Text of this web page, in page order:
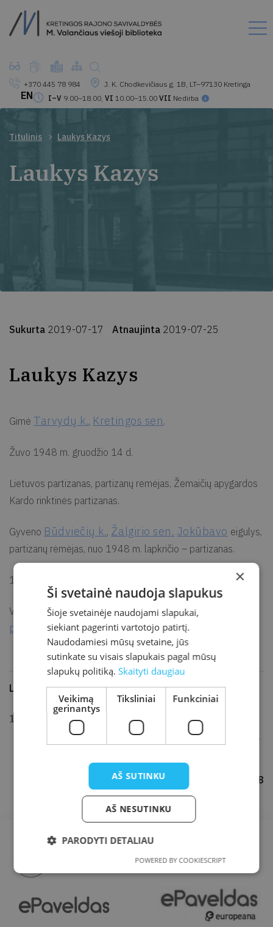
+370 445 78 984
J. K. Chodkevičiaus g. 1B, LT–97130 Kretinga
I–V 9.00–18.00, VI 10.00–15.00 VII Nedirba
EN
Titulinis Laukys Kazys
Laukys Kazys
Sukurta 2019-07-17 Atnaujinta 2019-07-25
Laukys Kazys
Gimė Tarvydų k., Kretingos sen.
Žuvo 1948 m. gruodžio 14 d.
Lietuvos partizanas, partizanų rėmėjas, Žemaičių apygardos
Kardo rinktinės partizanas.
Gyveno Būdviečių k., Žalgirio sen. Jokūbavo eigulys,
partizanų rėmėjas, nuo 1948 m. lapkričio – partizanas.
1948 m. gruodžio 14 d. Jokūbave nušautas stribų.
Vardas įamžintas Kretingos parapijossenųjų kapinių
paminkležuvusiems Kardo rinktinės partizanams atminti.
Literatūra ir šaltiniai
KANARSKAS, Julius. Kretingiškiai kovose dėl
valstybingumo. Klaipėda: „Eglės“ leidykla, 2016,
Rita Vaitkienė, 2018
×
Ši svetainė naudoja slapukus
Šioje svetainėje naudojami slapukai,
siekiant pagerinti vartotojo patirtį.
Naudodamiesi mūsų svetaine, jūs
sutinkate su visais slapukais pagal mūsų
slapukų politiką.Skaityti daugiau
Veikimą
gerinantys
Tiksliniai Funkciniai
AŠ SUTINKU
AŠ NESUTINKU
PARODYTI DETALIAU
POWERED BY COOKIESCRIPT